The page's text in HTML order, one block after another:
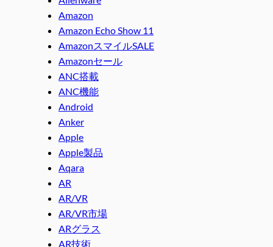
Amazon
Amazon Echo Show 11
AmazonスマイルSALE
Amazonセール
ANC搭載
ANC機能
Android
Anker
Apple
Apple製品
Aqara
AR
AR/VR
AR/VR市場
ARグラス
AR技術